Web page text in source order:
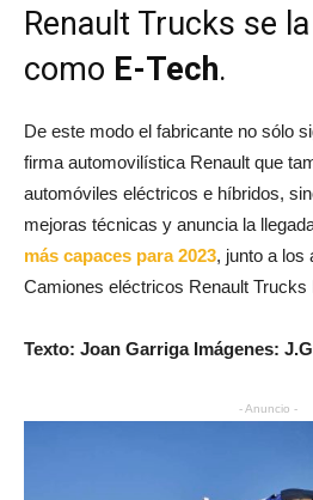
Renault Trucks se
como E-Tech.
De este modo el fabricante no sólo
firma automovilística Renault que
automóviles eléctricos e híbridos,
mejoras técnicas y anuncia la
más capaces para 2023, junto a los
Camiones eléctricos Renault Trucks
Texto: Joan Garriga Imágenes:
- Anuncio -